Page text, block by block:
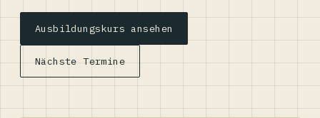
Ausbildungskurs ansehen
Nächste Termine